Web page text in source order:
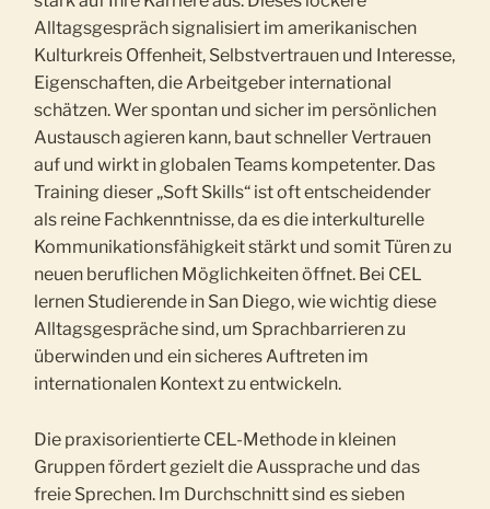
Alltagsgespräch signalisiert im amerikanischen
Kulturkreis Offenheit, Selbstvertrauen und Interesse,
Eigenschaften, die Arbeitgeber international
schätzen. Wer spontan und sicher im persönlichen
Austausch agieren kann, baut schneller Vertrauen
auf und wirkt in globalen Teams kompetenter. Das
Training dieser „Soft Skills“ ist oft entscheidender
als reine Fachkenntnisse, da es die interkulturelle
Kommunikationsfähigkeit stärkt und somit Türen zu
neuen beruflichen Möglichkeiten öffnet. Bei CEL
lernen Studierende in San Diego, wie wichtig diese
Alltagsgespräche sind, um Sprachbarrieren zu
überwinden und ein sicheres Auftreten im
internationalen Kontext zu entwickeln.
Die praxisorientierte CEL-Methode in kleinen
Gruppen fördert gezielt die Aussprache und das
freie Sprechen. Im Durchschnitt sind es sieben